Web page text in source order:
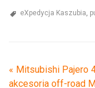
eXpedycja Kaszubia,
« Mitsubishi Pajero
akcesoria off-road